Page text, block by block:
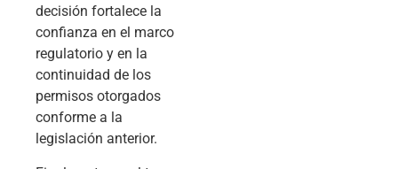
decisión fortalece la
confianza en el marco
regulatorio y en la
continuidad de los
permisos otorgados
conforme a la
legislación anterior.